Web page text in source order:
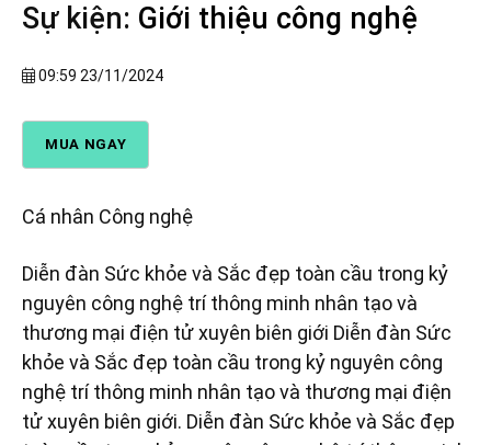
Sự kiện: Giới thiệu công nghệ
09:59 23/11/2024
MUA NGAY
Cá nhân Công nghệ
Diễn đàn Sức khỏe và Sắc đẹp toàn cầu trong kỷ
nguyên công nghệ trí thông minh nhân tạo và
thương mại điện tử xuyên biên giới Diễn đàn Sức
khỏe và Sắc đẹp toàn cầu trong kỷ nguyên công
nghệ trí thông minh nhân tạo và thương mại điện
tử xuyên biên giới. Diễn đàn Sức khỏe và Sắc đẹp